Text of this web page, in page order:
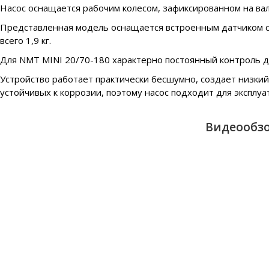
Насос оснащается рабочим колесом, зафиксированном на
Представленная модель оснащается встроенным датчиком
всего 1,9 кг.
Для NMT MINI 20/70-180 характерно постоянный контроль
Устройство работает практически бесшумно, создает
устойчивых к коррозии, поэтому насос подходит для